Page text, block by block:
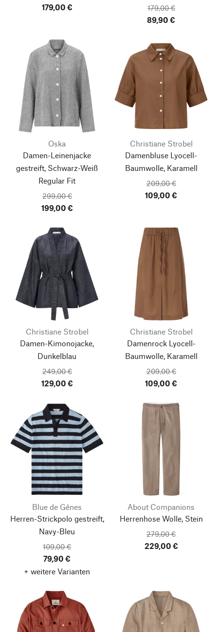
179,00 € 179,00 €
89,90 €
Oska
Damen-Leinenjacke
gestreift, Schwarz-Weiß
Regular Fit
299,00 €
199,00 €
Christiane Strobel
Damenbluse Lyocell-
Baumwolle, Karamell
209,00 €
109,00 €
Christiane Strobel
Damen-Kimonojacke,
Dunkelblau
249,00 €
129,00 €
Christiane Strobel
Damenrock Lyocell-
Baumwolle, Karamell
209,00 €
109,00 €
Blue de Gênes
Herren-Strickpolo gestreift,
Navy-Bleu
109,00 €
79,90 €
+ weitere Varianten
About Companions
Herrenhose Wolle, Stein
279,00 €
229,00 €